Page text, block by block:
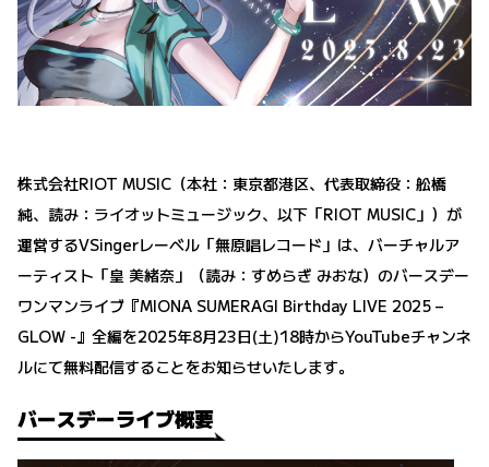
株式会社RIOT MUSIC（本社：東京都港区、代表取締役：舩橋
純、読み：ライオットミュージック、以下「RIOT MUSIC」）が
運営するVSingerレーベル「無原唱レコード」は、バーチャルア
ーティスト「皇 美緒奈」（読み：すめらぎ みおな）のバースデー
ワンマンライブ『MIONA SUMERAGI Birthday LIVE 2025 –
GLOW -』全編を2025年8月23日(土)18時からYouTubeチャンネ
ルにて無料配信することをお知らせいたします。
バースデーライブ概要